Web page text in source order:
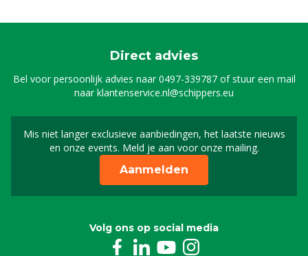
Direct advies
Bel voor persoonlijk advies naar0497-339787of stuur een mail
naarklantenservice.nl@schippers.eu
Mis niet langer exclusieve aanbiedingen, het laatste nieuws
en onze events. Meld je aan voor onze mailing.
Schrijf je in voor onze
Aanmelden
Volg ons op social media